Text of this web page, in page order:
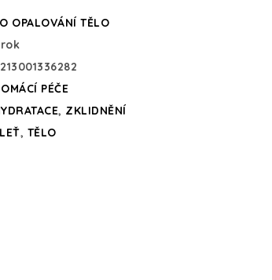
OPALOVÁNÍ TĚLO
rok
PÉČE
, ZKLIDNĚNÍ
, TĚLO